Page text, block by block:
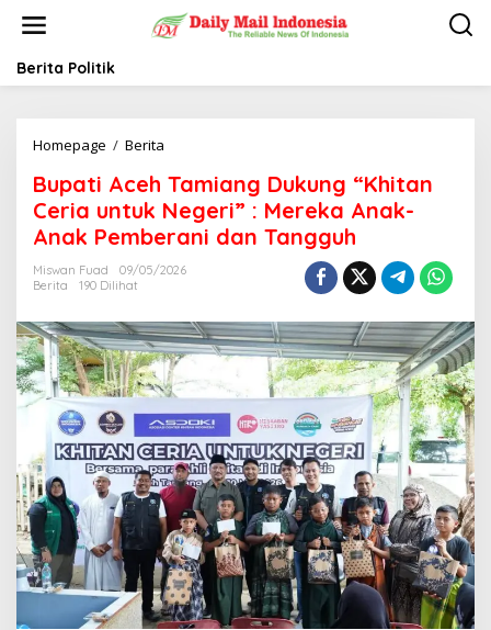
t
Berita Politik
Homepage / Berita
p
a
t
i
A
h
T
a
m
i
a
n
g
D
u
k
u
n
g
"
K
Bupati Aceh Tamiang Dukung “Khitan
Ceria untuk Negeri” : Mereka Anak-
Anak Pemberani dan Tangguh
Miswan Fuad
09/05/2026
Berita
190 Dilihat